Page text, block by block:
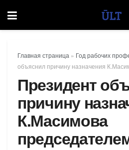
Главная страница » Год рабочих
объяснил причину назначения
Президент
причину
К.Масимова